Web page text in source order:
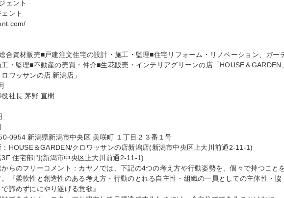
ェント
ント
合資材販売■戸建注文住宅の設計・施工・監理■住宅リフォーム・リノベーション、ガー
・監理■不動産の売買・仲介■生花販売・インテリアグリーンの店「HOUSE＆GARDEN
ワッサンの店 新潟店」
社長 茅野 直樹
0954 新潟県新潟市中央区 美咲町 １丁目２３番１号
HOUSE＆GARDEN/クロワッサンの店新潟店(新潟市中央区上大川前通2-11-1)
住宅部門(新潟市中央区上大川前通2-11-1)
らのフリーコメント：カヤノでは、下記の4つの考え方や行動姿勢を、個々で持つこと
『柔軟性と創造性のある考え方・行動のとれる自主性・組織の一員としての主体性・協
諦めずににやり遂げる意欲』